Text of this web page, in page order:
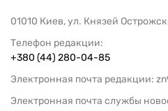
01010 Киев, ул. Князей
Телефон редакции:
+380 (44) 280-04-85
Электронная почта редакции:
Электронная почта службы